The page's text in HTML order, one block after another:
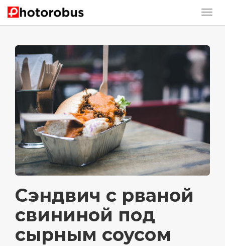
Сэндвич с рваной
свининой под
сырным соусом